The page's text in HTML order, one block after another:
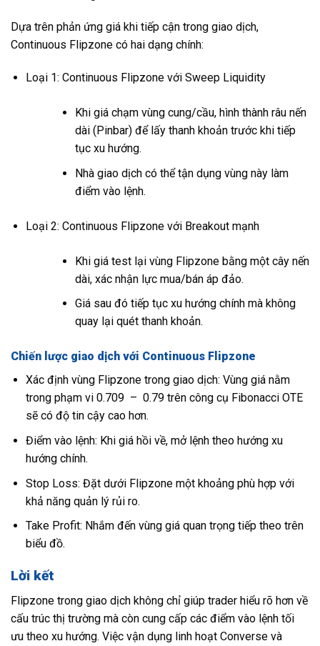
Dựa trên phản ứng giá khi tiếp cận trong giao dịch,
Continuous Flipzone có hai dạng chính:
Loại 1: Continuous Flipzone với Sweep Liquidity
Khi giá chạm vùng cung/cầu, hình thành râu nến
dài (Pinbar) để lấy thanh khoản trước khi tiếp
tục xu hướng.
Nhà giao dịch có thể tận dụng vùng này làm
điểm vào lệnh.
Loại 2: Continuous Flipzone với Breakout mạnh
Khi giá test lại vùng Flipzone bằng một cây nến
dài, xác nhận lực mua/bán áp đảo.
Giá sau đó tiếp tục xu hướng chính mà không
quay lại quét thanh khoản.
Chiến lược giao dịch với Continuous Flipzone
Xác định vùng Flipzone trong giao dịch: Vùng giá nằm
trong phạm vi 0.709 – 0.79 trên công cụ Fibonacci OTE
sẽ có độ tin cậy cao hơn.
Điểm vào lệnh: Khi giá hồi về, mở lệnh theo hướng xu
hướng chính.
Stop Loss: Đặt dưới Flipzone một khoảng phù hợp với
khả năng quản lý rủi ro.
Take Profit: Nhắm đến vùng giá quan trọng tiếp theo trên
biểu đồ.
Lời kết
Flipzone trong giao dịch không chỉ giúp trader hiểu rõ hơn về
cấu trúc thị trường mà còn cung cấp các điểm vào lệnh tối
ưu theo xu hướng. Việc vận dụng linh hoạt Converse và